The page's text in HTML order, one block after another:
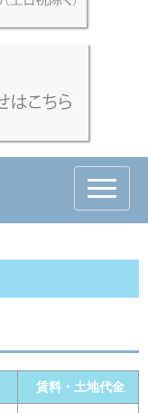
N
a
v
a
o
賃料・土地代金